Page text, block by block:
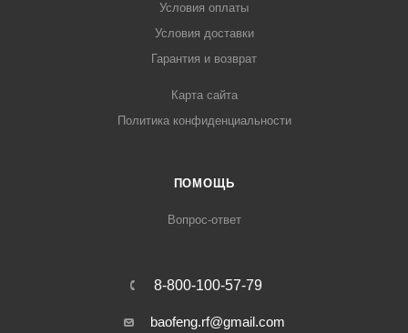
Условия оплаты
Условия доставки
Гарантия и возврат
Карта сайта
Политика конфиденциальности
ПОМОЩЬ
Вопрос-ответ
8-800-100-57-79
baofeng.rf@gmail.com